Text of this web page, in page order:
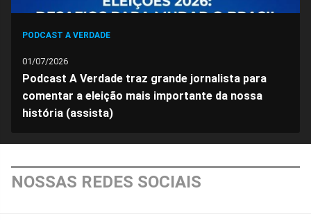
PODCAST A VERDADE
01/07/2026
Podcast A Verdade traz grande jornalista para
comentar a eleição mais importante da nossa
história (assista)
NOSSAS REDES SOCIAIS